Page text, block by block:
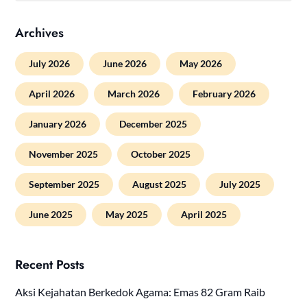
Archives
July 2026 June 2026 May 2026
April 2026 March 2026 February 2026
January 2026 December 2025
November 2025 October 2025
September 2025 August 2025 July 2025
June 2025 May 2025 April 2025
Recent Posts
Aksi Kejahatan Berkedok Agama: Emas 82 Gram Raib